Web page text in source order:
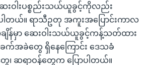
ဝါးပစ္စည်းသယ်ယူခွင့်ကိုလည်း
တယ်။ ရာသီဥတု အကူးအပြောင်းကာလ
ချိန်မှာ ဆေးဝါးသယ်ယူခွင့်ကန့်သတ်ထား
အခဲတွေ ရှိနေကြောင်း ဒေသခံ
ေ၊ ဆရာဝန်တွေက ပြောပါတယ်။